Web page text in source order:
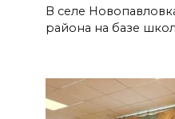
В селе
района на базе